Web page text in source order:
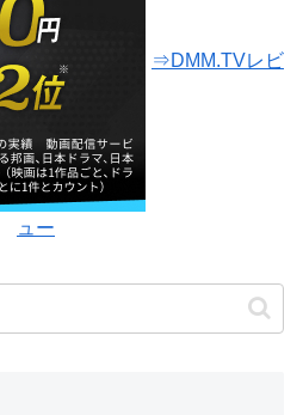
⇒DMM.TVレビ
ュー